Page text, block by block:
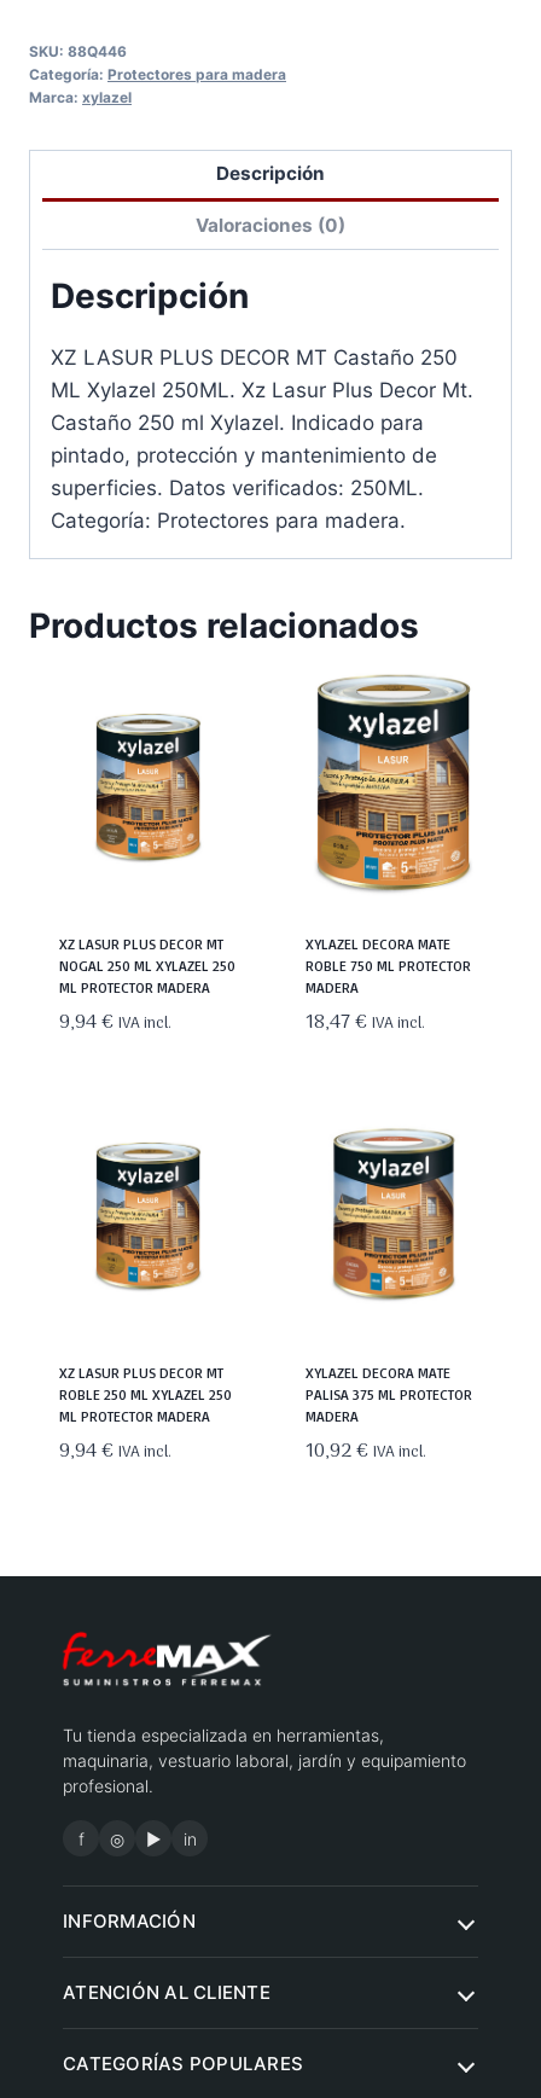
SKU: 88Q446
Categoría: Protectores para madera
Marca: xylazel
Descripción
Valoraciones (0)
Descripción
XZ LASUR PLUS DECOR MT Castaño 250
ML Xylazel 250ML. Xz Lasur Plus Decor Mt.
Castaño 250 ml Xylazel. Indicado para
pintado, protección y mantenimiento de
superficies. Datos verificados: 250ML.
Categoría: Protectores para madera.
Productos relacionados
XZ LASUR PLUS DECOR MT
NOGAL 250 ML XYLAZEL 250
ML PROTECTOR MADERA
9,94€ IVA incl.
XYLAZEL DECORA MATE
ROBLE 750 ML PROTECTOR
MADERA
18,47€ IVA incl.
XZ LASUR PLUS DECOR MT
ROBLE 250 ML XYLAZEL 250
ML PROTECTOR MADERA
9,94€ IVA incl.
XYLAZEL DECORA MATE
PALISA 375 ML PROTECTOR
MADERA
10,92€ IVA incl.
Tu tienda especializada en herramientas,
maquinaria, vestuario laboral, jardín y equipamiento
profesional.
f ◎ ▶ in
ATENCIÓN AL CLIENTE
INFORMACIÓN
Aviso legal
CATEGORÍAS POPULARES